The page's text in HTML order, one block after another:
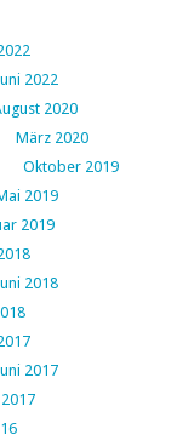
2022
2020
März 2020
Oktober 2019
2019
2019
2018
2017